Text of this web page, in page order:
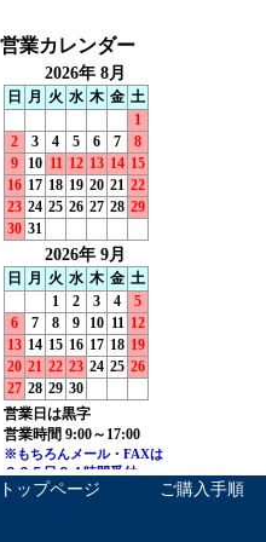
トップページ ご購入手順